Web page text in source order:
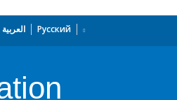
العربية Русский